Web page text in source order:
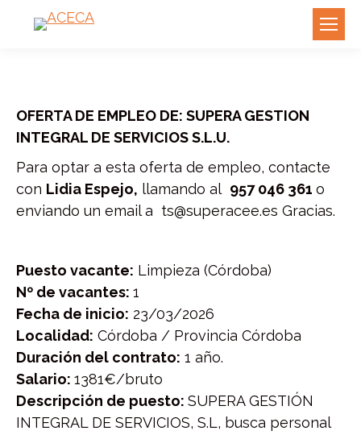
OFERTA DE EMPLEO DE: SUPERA GESTION
INTEGRAL DE SERVICIOS S.L.U.
Para optar a esta oferta de empleo, contacte
con Lidia Espejo, llamando al 957 046 361 o
enviando un email a ts@superacee.es Gracias.
Puesto vacante: Limpieza (Córdoba)
Nº de vacantes: 1
Fecha de inicio: 23/03/2026
Localidad: Córdoba / Provincia Córdoba
Duración del contrato: 1 año.
Salario: 1381€/bruto
Descripción de puesto: SUPERA GESTIÓN
INTEGRAL DE SERVICIOS, S.L, busca personal